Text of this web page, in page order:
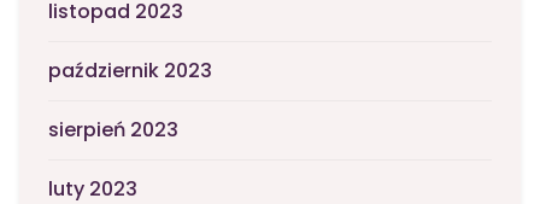
listopad 2023
październik 2023
sierpień 2023
luty 2023